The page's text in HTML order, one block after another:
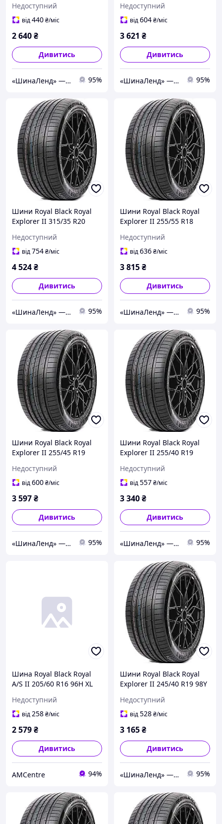
2026 (зима)
Недоступний
від440₴/міс
2 640₴
Дивитись
«ШинаЛенд» — інтернет-магазин автотоварів. 95%
Недоступний
від604₴/міс
3 621 ₴
Дивитись
«ШинаЛенд» — інтернет-магазин автотоварів. 95%
Шини Royal Black Royal
Explorer II 315/35 R20
Недоступний
від754₴/міс
4 524₴
Дивитись
«ШинаЛенд» — інтернет-магазин автотоварів. 95%
Шини Royal Black Royal
Explorer II 255/55 R18
Недоступний
від636₴/міс
3 815₴
Дивитись
«ШинаЛенд» — інтернет-магазин автотоварів. 95%
Шини Royal Black Royal
Explorer II 255/45 R19
Недоступний
від600₴/міс
3 597₴
Дивитись
«ШинаЛенд» — інтернет-магазин автотоварів. 95%
Шини Royal Black Royal
Explorer II 255/40 R19
Недоступний
від557₴/міс
3 340₴
Дивитись
«ШинаЛенд» — інтернет-магазин автотоварів. 95%
Шина Royal Black Royal
A/S II 205/60 R16 96H XL
Недоступний
від258₴/міс
2 579₴
Дивитись
AMCentre 94%
Шини Royal Black Royal
Explorer II 245/40 R19 98Y
Недоступний
від528₴/міс
3 165₴
Дивитись
«ШинаЛенд» — інтернет-магазин автотоварів. 95%